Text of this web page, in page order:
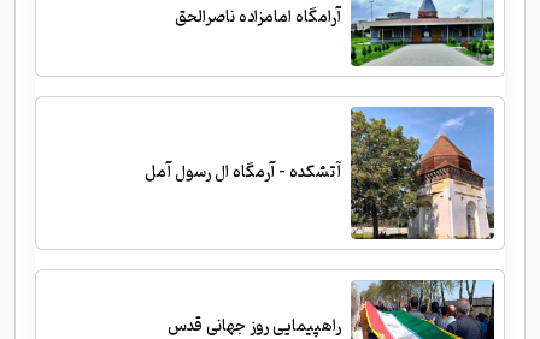
آرامگاه امامزاده ناصرالحق
آتشکده - آرمگاه ال رسول آمل
راهپیمایی روز جهانی قدس